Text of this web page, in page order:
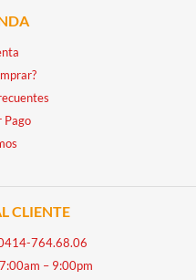
Pago
CLIENTE
764.68.06
– 9:00pm